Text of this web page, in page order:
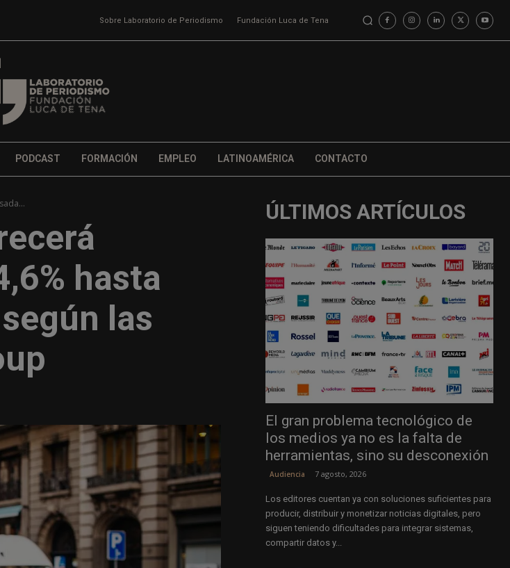
Sobre Laboratorio de Periodismo Fundación Luca de Tena
PODCAST FORMACIÓN EMPLEO LATINOAMÉRICA CONTACTO
hasta
las
ÚLTIMOS ARTÍCULOS
El gran problema tecnológico de
los medios ya no es la falta de
herramientas, sino su desconexión
Audiencia 7 agosto, 2026
Los editores cuentan ya con soluciones suficientes para
producir, distribuir y monetizar noticias digitales, pero
siguen teniendo dificultades para integrar sistemas,
compartir datos y...